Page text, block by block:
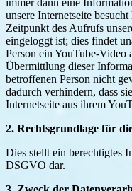
unsere Internetseite
Zeitpunkt des Aufrufs
eingeloggt ist; dies findet
Person ein YouTube-Video
Übermittlung dieser
betroffenen Person nicht
dadurch verhindern, dass
Internetseite aus ihrem
2. Rechtsgrundlage für
Dies stellt ein berechtigtes
DSGVO dar.